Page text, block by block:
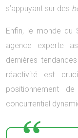
s’appuyant sur des
Enfin, le monde du
agence experte
dernières
réactivité est
positionnement
concurrentiel